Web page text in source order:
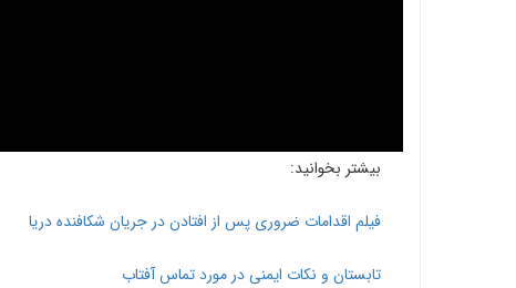
بیشتر بخوانید:
فیلم اقدامات ضروری پس از افتادن در جریان شکافنده دریا
تابستان و نکات ایمنی در مورد تماس آفتاب